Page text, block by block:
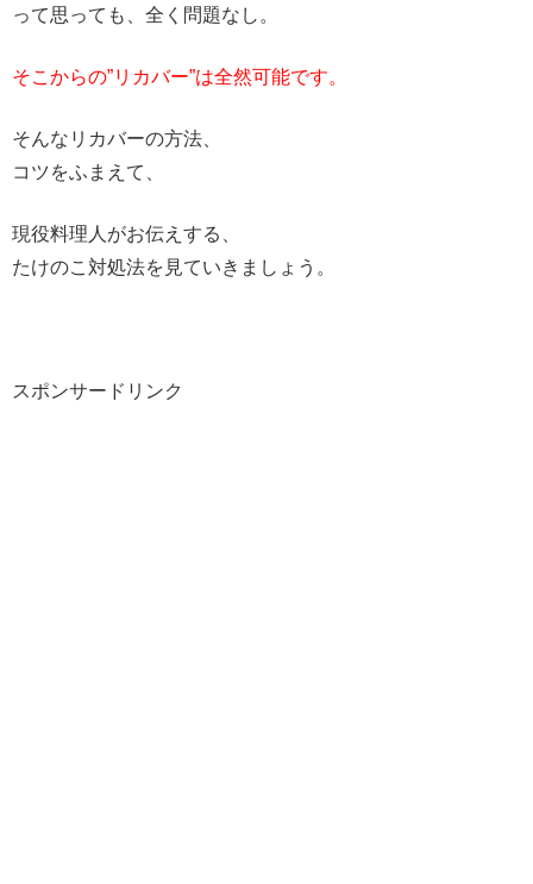
って思っても、全く問題なし。
そこからの”リカバー”は全然可能です。
そんなリカバーの方法、
コツをふまえて、
現役料理人がお伝えする、
たけのこ対処法を見ていきましょう。
スポンサードリンク